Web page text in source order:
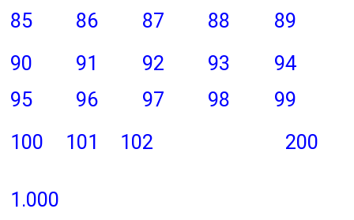
85
86 87 88
89
90
91 92 93
94
95
96 97 98
99
100
101 102 200
1.000